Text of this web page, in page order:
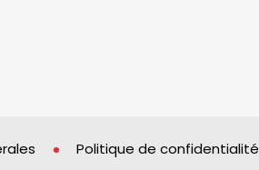
Politique de confidentialité